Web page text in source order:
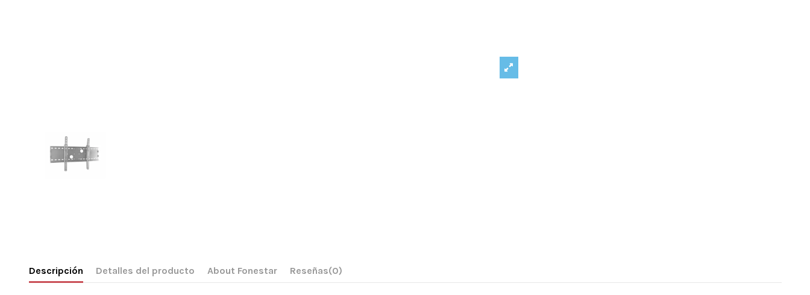
Descripción Detalles del producto About Fonestar Reseñas(0)